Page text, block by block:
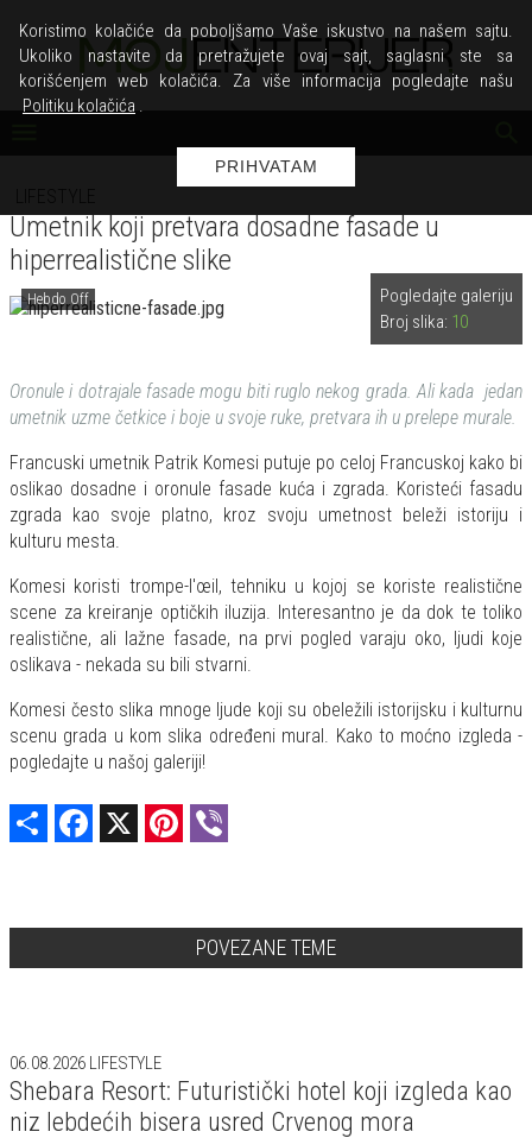
Umetnik koji pretvara dosadne fasade u
hiperrealistične slike
Hebdo Off
Pogledajte galeriju
Broj slika: 10
Oronule i dotrajale fasade mogu biti ruglo nekog grada. Ali kada jedan
umetnik uzme četkice i boje u svoje ruke, pretvara ih u prelepe murale.
Francuski umetnik Patrik Komesi putuje po celoj Francuskoj kako bi
oslikao dosadne i oronule fasade kuća i zgrada. Koristeći fasadu
zgrada kao svoje platno, kroz svoju umetnost beleži istoriju i
kulturu mesta.
Komesi koristi trompe-l'œil, tehniku u kojoj se koriste realistične
scene za kreiranje optičkih iluzija. Interesantno je da dok te toliko
realistične, ali lažne fasade, na prvi pogled varaju oko, ljudi koje
oslikava - nekada su bili stvarni.
Komesi često slika mnoge ljude koji su obeležili istorijsku i kulturnu
scenu grada u kom slika određeni mural. Kako to moćno izgleda -
pogledajte u našoj galeriji!
Share Facebook Pinterest
POVEZANE TEME
06.08.2026 LIFESTYLE
Shebara Resort: Futuristički hotel koji izgleda kao
niz lebdećih bisera usred Crvenog mora
Koristimo kolačiće da poboljšamo Vaše iskustvo na našem sajtu.
Ukoliko nastavite da pretražujete ovaj sajt, saglasni ste sa
korišćenjem web kolačića. Za više informacija pogledajte našu
Politiku kolačića .
PRIHVATAM